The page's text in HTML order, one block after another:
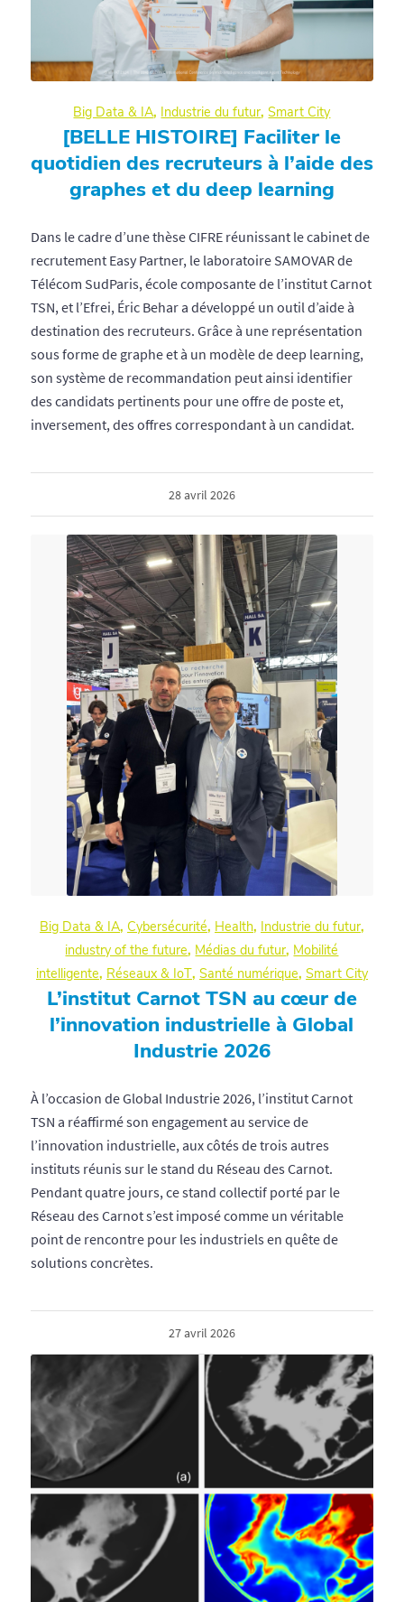
Big Data & IA, Industrie du futur,Smart City
[BELLE HISTOIRE] Faciliter le
quotidien des recruteurs à l’aide des
graphes et du deep learning
Dans le cadre d’une thèse CIFRE réunissant le cabinet de
recrutement Easy Partner, le laboratoire SAMOVAR de
Télécom SudParis, école composante de l’institut Carnot
TSN, et l’Efrei, Éric Behar a développé un outil d’aide à
destination des recruteurs. Grâce à une représentation
sous forme de graphe et à un modèle de deep learning,
son système de recommandation peut ainsi identifier
des candidats pertinents pour une offre de poste et,
inversement, des offres correspondant à un candidat.
28 avril 2026
Big Data & IA, Cybersécurité, Health, Industrie du futur,
industry of the future, Médias du futur, Mobilité
intelligente, Réseaux & IoT, Santé numérique, Smart City
L’institut Carnot TSN au cœur de
l’innovation industrielle à Global
Industrie 2026
À l’occasion de Global Industrie 2026, l’institut Carnot
TSN a réaffirmé son engagement au service de
l’innovation industrielle, aux côtés de trois autres
instituts réunis sur le stand du Réseau des Carnot.
Pendant quatre jours, ce stand collectif porté par le
Réseau des Carnot s’est imposé comme un véritable
point de rencontre pour les industriels en quête de
solutions concrètes.
27 avril 2026